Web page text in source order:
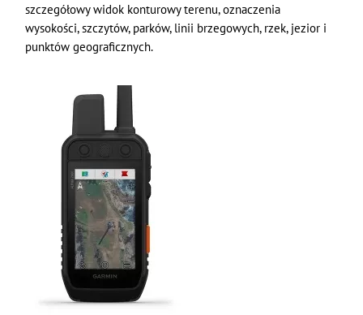
szczegółowy widok konturowy terenu, oznaczenia
wysokości, szczytów, parków, linii brzegowych, rzek, jezior i
punktów geograficznych.